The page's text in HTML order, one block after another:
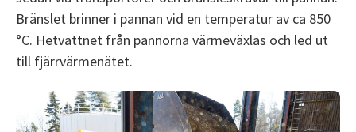
Bränslet brinner i pannan vid en temperatur av ca 850
°C. Hetvattnet från pannorna värmeväxlas och led ut
till fjärrvärmenätet.